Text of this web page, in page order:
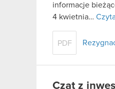
informacje
4 kwietnia…
PDF
Czat z